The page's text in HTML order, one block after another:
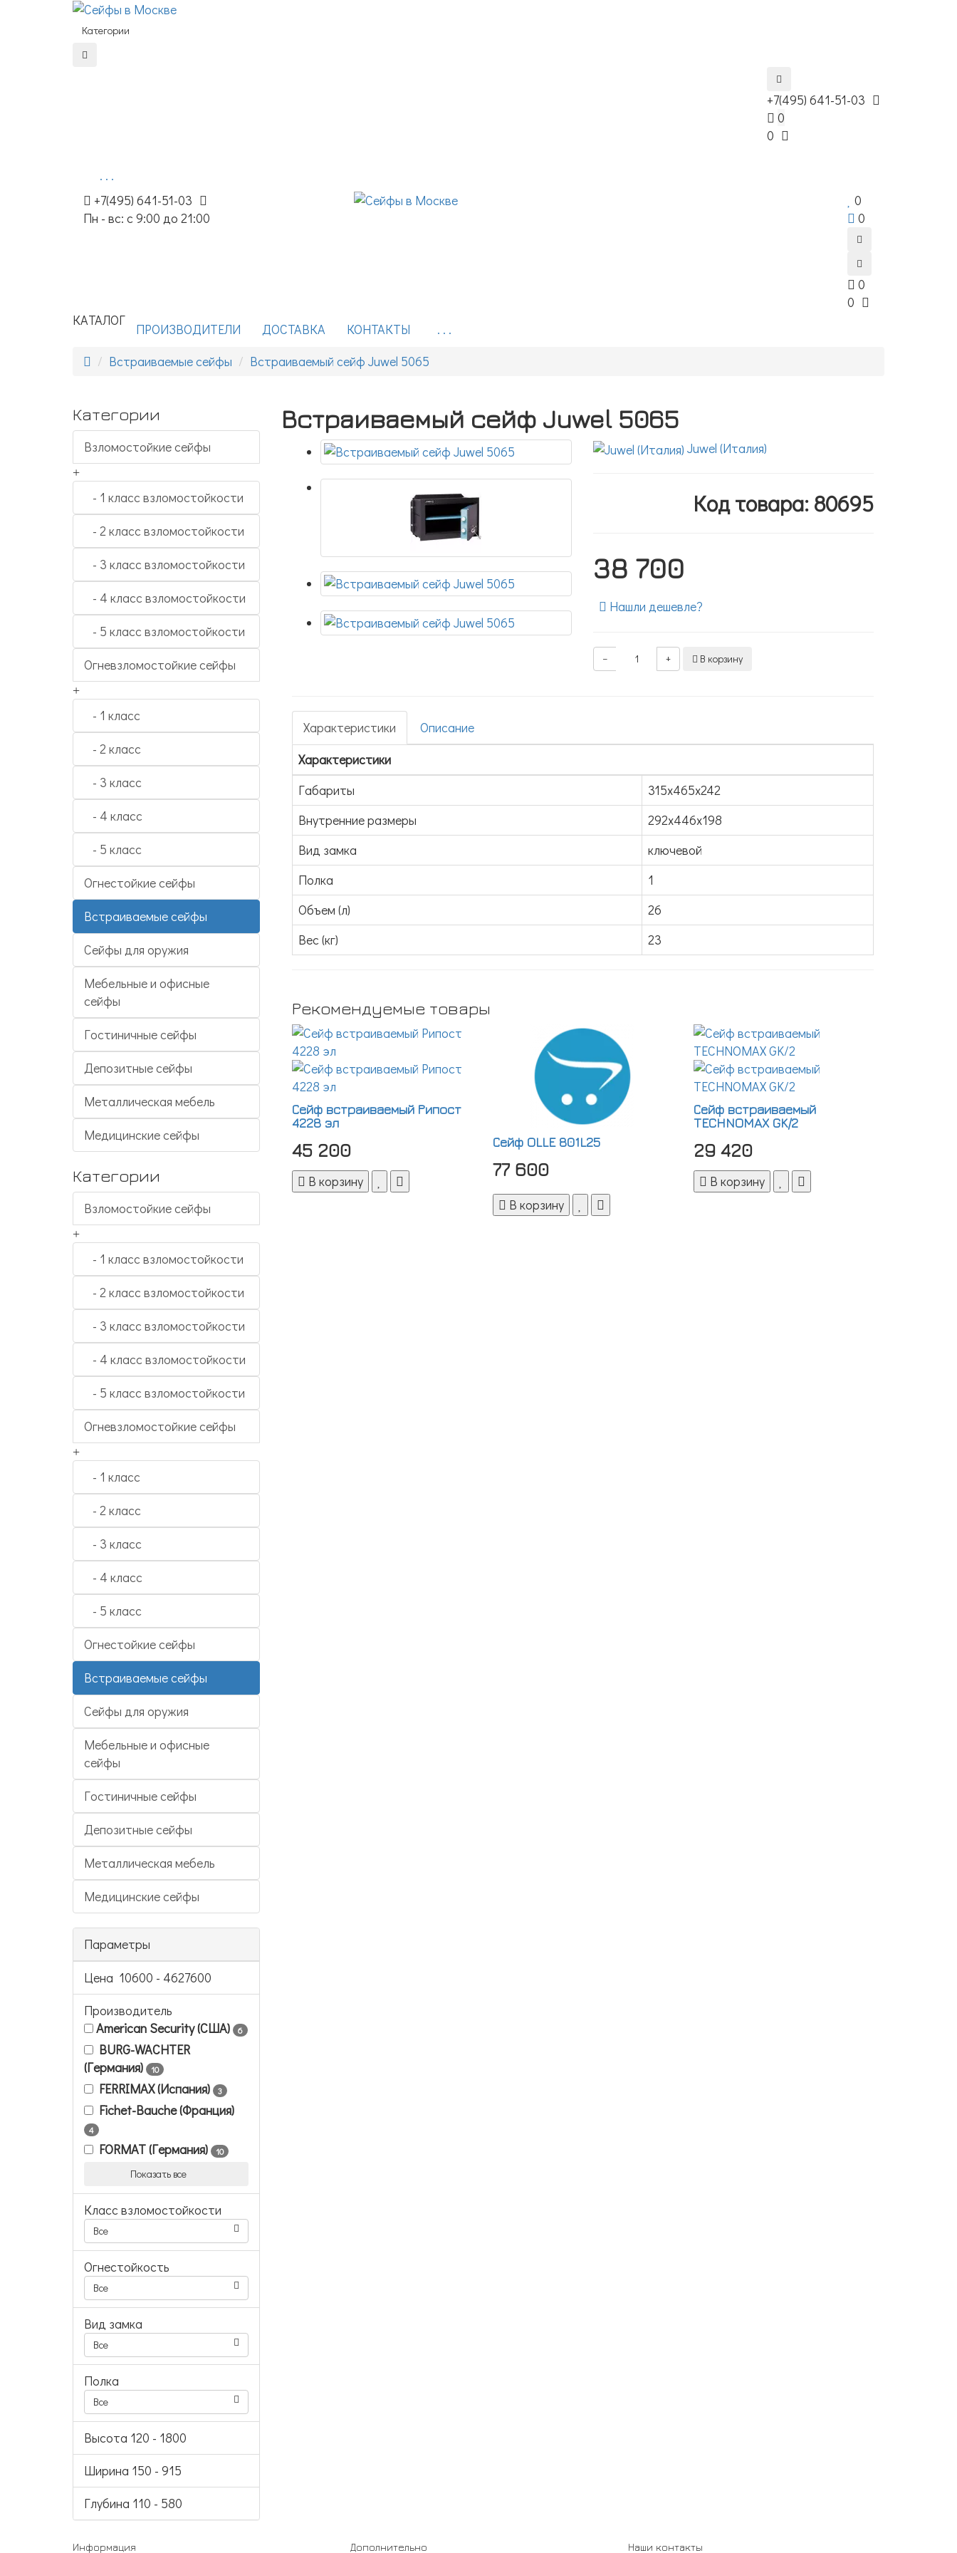
Категории
+7(495) 641-51-03
0
0
. . .
+7(495) 641-51-03
Пн - вс: с 9:00 до 21:00
0
0
0
0
КАТАЛОГ
ПРОИЗВОДИТЕЛИ ДОСТАВКА КОНТАКТЫ
. . .
Встраиваемые сейфы
Встраиваемый сейф Juwel 5065
Категории
Взломостойкие сейфы
+
- 1 класс взломостойкости
- 2 класс взломостойкости
- 3 класс взломостойкости
- 4 класс взломостойкости
- 5 класс взломостойкости
Огневзломостойкие сейфы
+
- 1 класс
- 2 класс
- 3 класс
- 4 класс
- 5 класс
Огнестойкие сейфы
Встраиваемые сейфы
Сейфы для оружия
Мебельные и офисные
сейфы
Гостиничные сейфы
Депозитные сейфы
Металлическая мебель
Медицинские сейфы
Категории
Взломостойкие сейфы
+
- 1 класс взломостойкости
- 2 класс взломостойкости
- 3 класс взломостойкости
- 4 класс взломостойкости
- 5 класс взломостойкости
Огневзломостойкие сейфы
+
- 1 класс
- 2 класс
- 3 класс
- 4 класс
- 5 класс
Огнестойкие сейфы
Встраиваемые сейфы
Сейфы для оружия
Мебельные и офисные
сейфы
Гостиничные сейфы
Депозитные сейфы
Металлическая мебель
Медицинские сейфы
Параметры
Цена 10600 - 4627600
Производитель
American Security (США)
6
BURG-WACHTER
(Германия)
10
FERRIMAX (Испания) 3
Fichet-Bauche (Франция)
4
FORMAT (Германия) 10
Показать все
Класс взломостойкости
Все
Огнестойкость
Все
Вид замка
Все
Полка
Все
Высота 120 - 1800
Ширина 150 - 915
Глубина 110 - 580
Встраиваемый сейф Juwel 5065
Juwel (Италия)
Код товара: 80695
38 700
Нашли дешевле?
− + В корзину
Характеристики
Описание
Характеристики
Габариты
315x465x242
Внутренние размеры
292x446x198
Вид замка
ключевой
Полка
1
Объем (л)
26
Вес (кг)
23
Рекомендуемые товары
Сейф встраиваемый Рипост
4228 эл
45 200
В корзину
Сейф OLLE 801L25
77 600
В корзину
Сейф встраиваемый
TECHNOMAX GK/2
29 420
В корзину
Информация Дополнительно Наши контакты